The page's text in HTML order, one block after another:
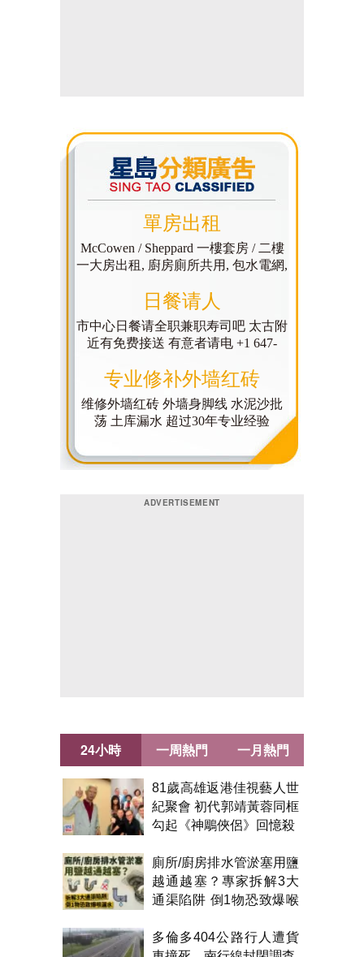
24小時
81歲高雄返港佳視藝人世
紀聚會 初代郭靖黃蓉同框
勾起《神鵰俠侶》回憶殺
廁所/廚房排水管淤塞用鹽
越通越塞？專家拆解3大
通渠陷阱 倒1物恐致爆喉
多倫多404公路行人遭貨
一周熱門 一月熱門